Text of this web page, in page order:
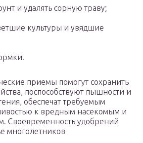
и удалять сорную траву;
культуры и увядшие
приемы помогут сохранить
поспособствуют пышности и
обеспечат требуемым
к вредным насекомым и
Своевременность удобрений
многолетников